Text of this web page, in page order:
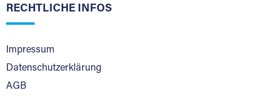
RECHTLICHE INFOS
Impressum
Datenschutzerklärung
AGB